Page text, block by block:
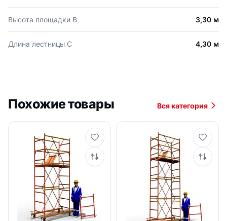
Высота площадки В 3,30 м
Длина лестницы С 4,30 м
Похожие товары Вся категория